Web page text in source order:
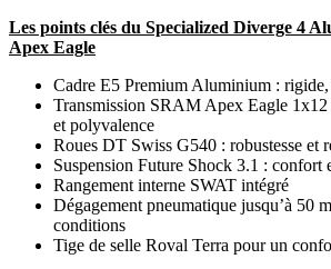
Les points clés du Specialized Diverge 4
Apex Eagle
Cadre E5 Premium Aluminium :
Transmission SRAM Apex Eagle
et polyvalence
Roues DT Swiss G540 : robustesse et
Suspension Future Shock 3.1 : confort
Rangement interne SWAT intégré
Dégagement pneumatique jusqu’à 50
conditions
Tige de selle Roval Terra pour un